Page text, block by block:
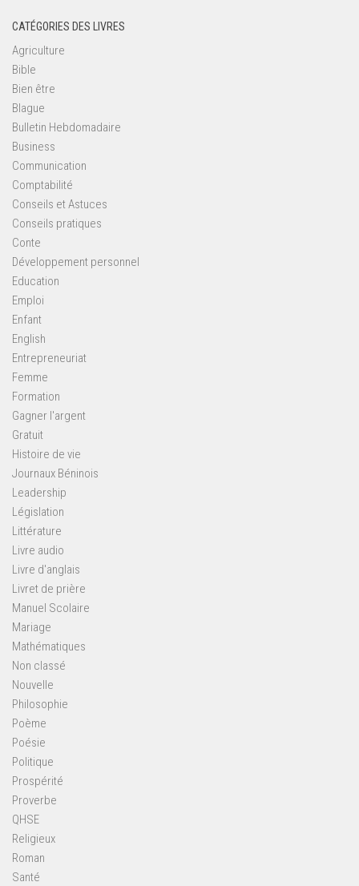
CATÉGORIES DES LIVRES
Agriculture
Bible
Bien être
Blague
Bulletin Hebdomadaire
Business
Communication
Comptabilité
Conseils et Astuces
Conseils pratiques
Conte
Développement personnel
Education
Emploi
Enfant
English
Entrepreneuriat
Femme
Formation
Gagner l'argent
Gratuit
Histoire de vie
Journaux Béninois
Leadership
Législation
Littérature
Livre audio
Livre d'anglais
Livret de prière
Manuel Scolaire
Mariage
Mathématiques
Non classé
Nouvelle
Philosophie
Poème
Poésie
Politique
Prospérité
Proverbe
QHSE
Religieux
Roman
Santé